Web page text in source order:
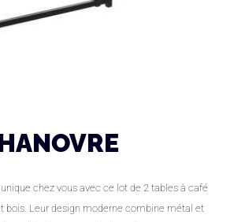
chez vous avec ce lot de 2 tables à café
bois. Leur design moderne combine métal et